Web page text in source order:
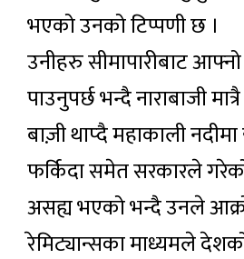
भएको उनको टिप्पणी छ ।
उनीहरु सीमापारीबाट
पाउनुपर्छ भन्दै नाराबाजी
बाज़ी थाप्दै महाकाली
फर्किदा समेत सरकारले
असह्य भएको भन्दै उनले
रेमिट्यान्सका माध्यमले